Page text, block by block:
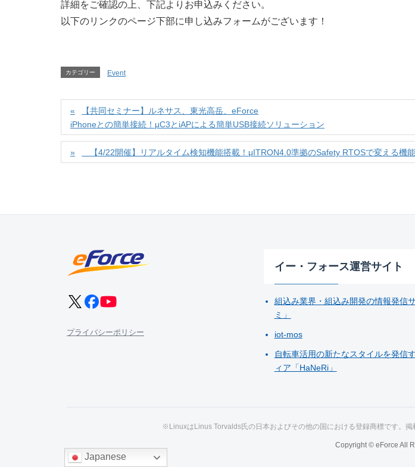
詳細をご確認の上、下記よりお申込みください。
以下のリンクのページ下部に申し込みフォームがございます！
カテゴリー Event
【共同セミナー】ルネサス、東光高岳、eForce
iPhoneとの簡単接続！μC3とiAPによる簡単USB接続ソリューション
【4/22開催】リアルタイム検知機能搭載！μITRON4.0準拠のSafety RTOSで変える機
プライバシーポリシー
イー・フォース運営サイト
組込み業界・組込み開発の情報発信
ミ」
iot-mos
自転車活用の新たなスタイルを発信
ィア「HaNeRi」
※LinuxはLinus Torvalds氏の日本およびその他の国における登録商標です。
Copyright © eForce All
Japanese